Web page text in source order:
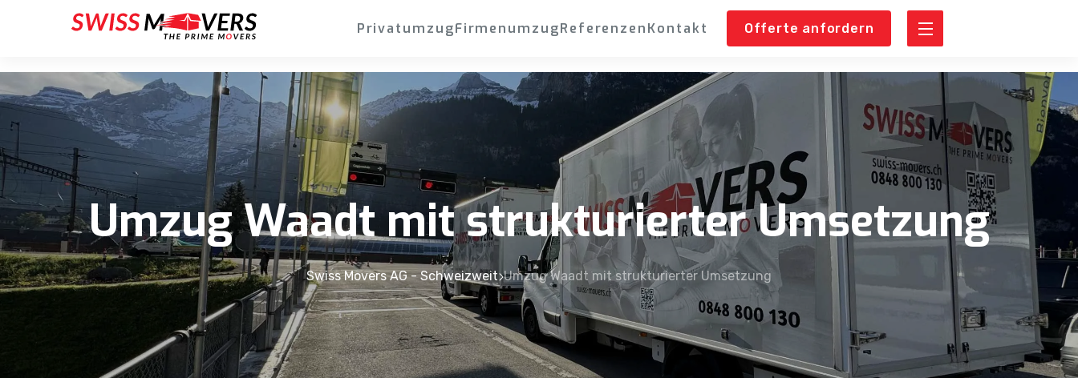
PrivatumzugFirmenumzugReferenzenKontakt Offerte anfordern
Umzug Waadt mit strukturierter Umsetzung
Swiss Movers AG - Schweizweit Umzug Waadt mit strukturierter Umsetzung